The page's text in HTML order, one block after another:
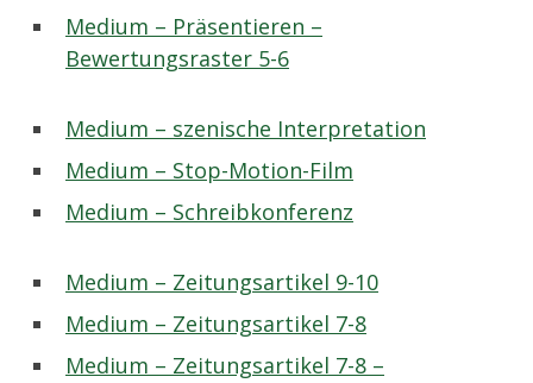
Medium – Präsentieren –
Bewertungsraster 5-6
Medium – szenische Interpretation
Medium – Stop-Motion-Film
Medium – Schreibkonferenz
Medium – Zeitungsartikel 9-10
Medium – Zeitungsartikel 7-8
Medium – Zeitungsartikel 7-8 –